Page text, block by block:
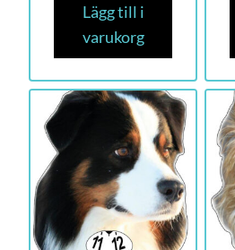
Lägg till i
varukorg